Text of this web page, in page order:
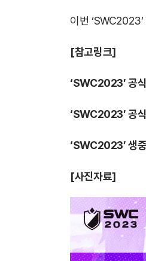
이번
[참고링크]
‘SWC2023′ 공
‘SWC2023′ 공
‘SWC2023′생
[사진자료]